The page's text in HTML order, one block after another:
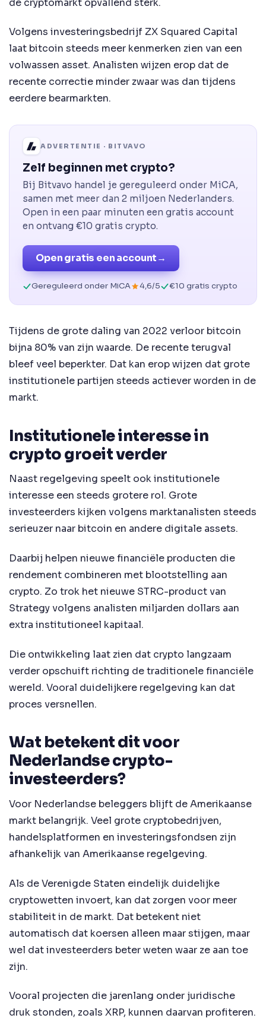
de cryptomarkt opvallend sterk.
Volgens investeringsbedrijf ZX Squared Capital
laat bitcoin steeds meer kenmerken zien van een
volwassen asset. Analisten wijzen erop dat de
recente correctie minder zwaar was dan tijdens
eerdere bearmarkten.
ADVERTENTIE · BITVAVO
Zelf beginnen met crypto?
Bij Bitvavo handel je gereguleerd onder MiCA,
samen met meer dan 2 miljoen Nederlanders.
Open in een paar minuten een gratis account
en ontvang €10 gratis crypto.
Open gratis een account→
Gereguleerd onder MiCA 4,6/5 €10 gratis crypto
Tijdens de grote daling van 2022 verloor bitcoin
bijna 80% van zijn waarde. De recente terugval
bleef veel beperkter. Dat kan erop wijzen dat grote
institutionele partijen steeds actiever worden in de
markt.
Institutionele interesse in
crypto groeit verder
Naast regelgeving speelt ook institutionele
interesse een steeds grotere rol. Grote
investeerders kijken volgens marktanalisten steeds
serieuzer naar bitcoin en andere digitale assets.
Daarbij helpen nieuwe financiële producten die
rendement combineren met blootstelling aan
crypto. Zo trok het nieuwe STRC-product van
Strategy volgens analisten miljarden dollars aan
extra institutioneel kapitaal.
Die ontwikkeling laat zien dat crypto langzaam
verder opschuift richting de traditionele financiële
wereld. Vooral duidelijkere regelgeving kan dat
proces versnellen.
Wat betekent dit voor
Nederlandse crypto-
investeerders?
Voor Nederlandse beleggers blijft de Amerikaanse
markt belangrijk. Veel grote cryptobedrijven,
handelsplatformen en investeringsfondsen zijn
afhankelijk van Amerikaanse regelgeving.
Als de Verenigde Staten eindelijk duidelijke
cryptowetten invoert, kan dat zorgen voor meer
stabiliteit in de markt. Dat betekent niet
automatisch dat koersen alleen maar stijgen, maar
wel dat investeerders beter weten waar ze aan toe
zijn.
Vooral projecten die jarenlang onder juridische
druk stonden, zoals XRP, kunnen daarvan profiteren.